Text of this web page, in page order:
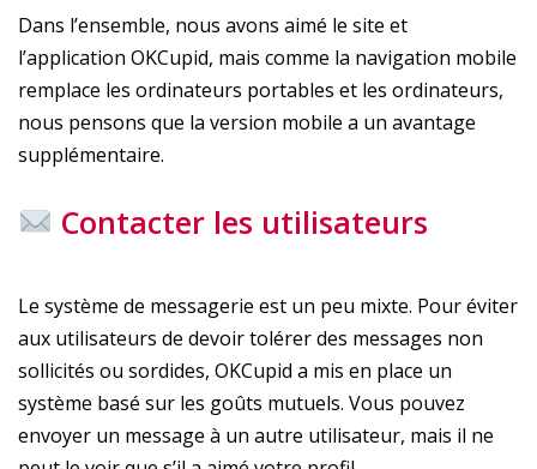
Dans l’ensemble, nous avons aimé le site et
l’application OKCupid, mais comme la navigation mobile
remplace les ordinateurs portables et les ordinateurs,
nous pensons que la version mobile a un avantage
supplémentaire.
Contacter les utilisateurs
Le système de messagerie est un peu mixte. Pour éviter
aux utilisateurs de devoir tolérer des messages non
sollicités ou sordides, OKCupid a mis en place un
système basé sur les goûts mutuels. Vous pouvez
envoyer un message à un autre utilisateur, mais il ne